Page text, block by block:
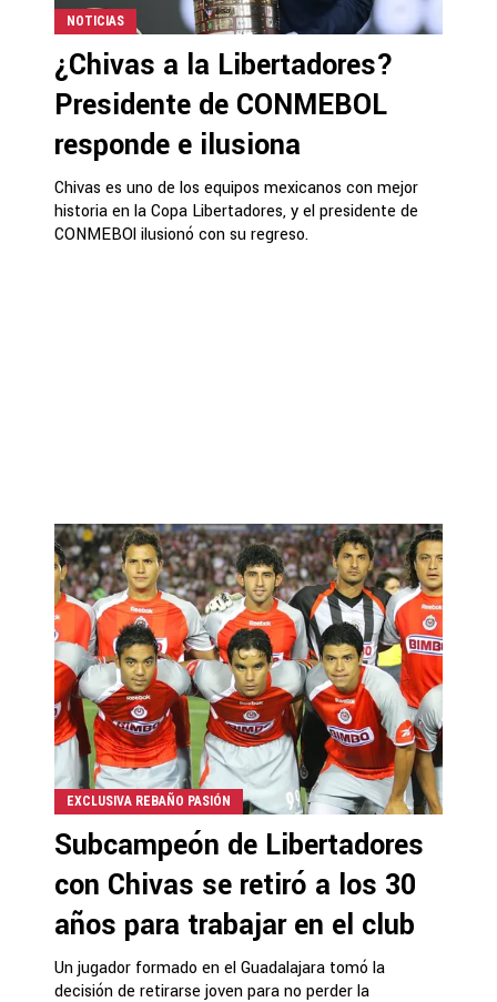
NOTICIAS
¿Chivas a la Libertadores?
Presidente de CONMEBOL
responde e ilusiona
Chivas es uno de los equipos mexicanos con mejor
historia en la Copa Libertadores, y el presidente de
CONMEBOl ilusionó con su regreso.
EXCLUSIVA REBAÑO PASIÓN
Subcampeón de Libertadores
con Chivas se retiró a los 30
años para trabajar en el club
Un jugador formado en el Guadalajara tomó la
decisión de retirarse joven para no perder la